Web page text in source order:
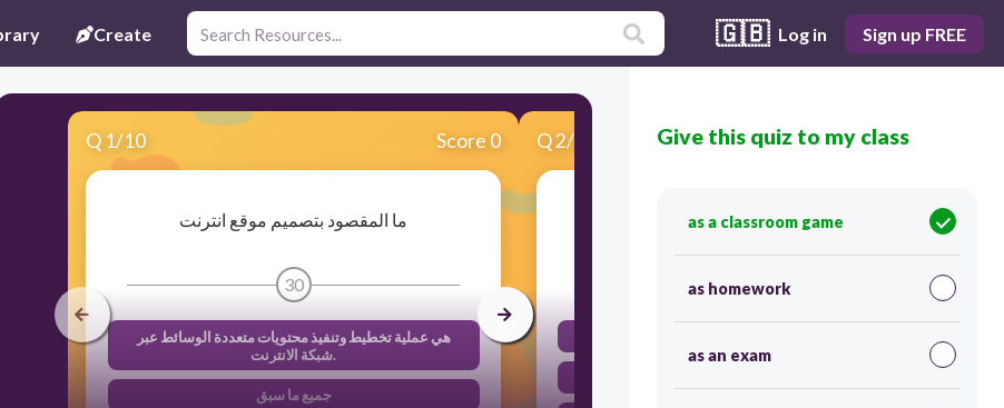
Create 🇬🇧 Log in Sign up FREE
Q 1/10 Score 0
ما المقصود بتصميم موقع انترنت
30
هي عملية تخطيط وتنفيذ محتويات متعددة الوسائط عبر
شبكة الانترنت.
جميع ما سبق
Q2/10 Score 0
من برامج تصفح المواقع الالكترونية
30
Give this quiz to my class
as a classroom game
as homework
as an exam